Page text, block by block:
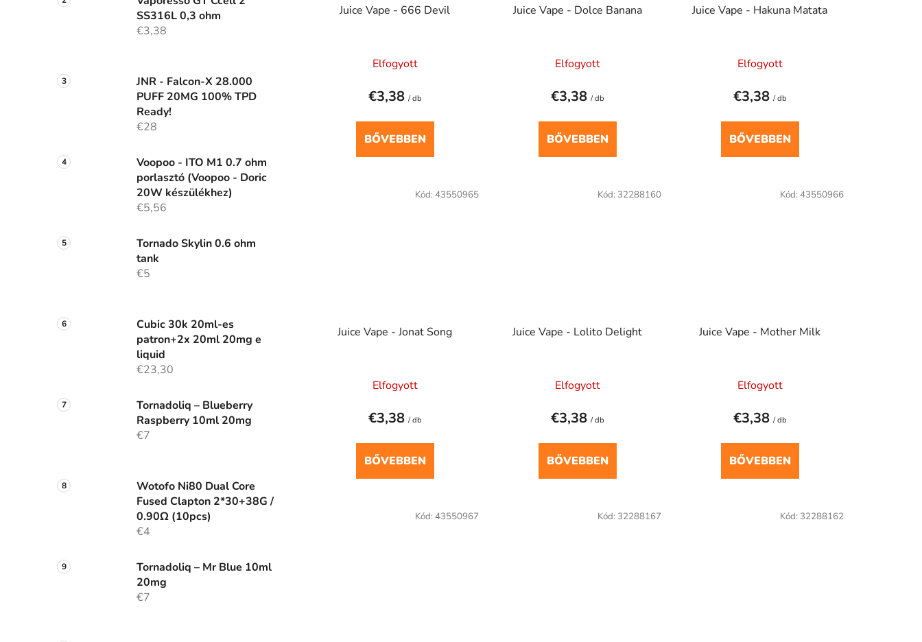
SS316L 0,3 ohm
€3,38
JNR - Falcon-X 28.000
PUFF 20MG 100% TPD
Ready!
€28
Voopoo - ITO M1 0.7 ohm
porlasztó (Voopoo - Doric
20W készülékhez)
€5,56
Tornado Skylin 0.6 ohm
tank
€5
Cubic 30k 20ml-es
patron+2x 20ml 20mg e
liquid
€23,30
Tornadoliq – Blueberry
Raspberry 10ml 20mg
€7
Wotofo Ni80 Dual Core
Fused Clapton 2*30+38G /
0.90Ω (10pcs)
€4
Tornadoliq – Mr Blue 10ml
20mg
€7
e
Juice Vape - 666 Devil
Elfogyott
€3,38 / db
BŐVEBBEN
Juice Vape - Dolce Banana
Elfogyott
€3,38 / db
BŐVEBBEN
Juice Vape - Hakuna Matata
Elfogyott
€3,38 / db
BŐVEBBEN
Juice Vape - Jonat Song
Elfogyott
€3,38 / db
BŐVEBBEN
Kód: 43550965
Juice Vape - Lolito Delight
Elfogyott
€3,38 / db
BŐVEBBEN
Kód: 32288160
Juice Vape - Mother Milk
Elfogyott
€3,38 / db
BŐVEBBEN
Kód: 43550966
Kód: 43550967 Kód: 32288167 Kód: 32288162